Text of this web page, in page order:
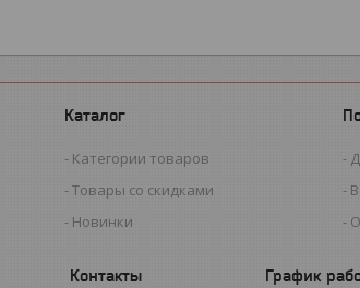
Каталог
Категории товаров
Товары со скидками
Новинки
График